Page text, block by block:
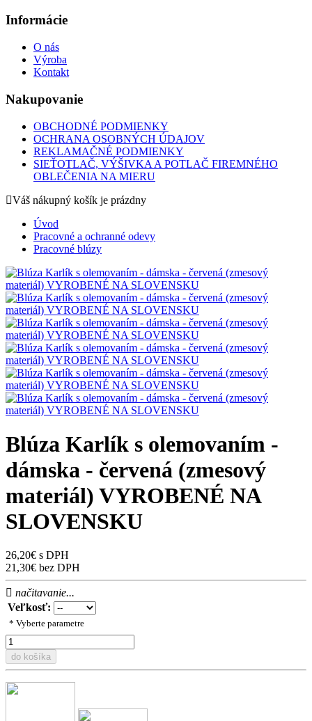
Informácie
O nás
Výroba
Kontakt
Nakupovanie
OBCHODNÉ PODMIENKY
OCHRANA OSOBNÝCH ÚDAJOV
REKLAMAČNÉ PODMIENKY
SIEŤOTLAČ, VÝŠIVKA A POTLAČ FIREMNÉHO
OBLEČENIA NA MIERU
Váš nákupný košík je prázdny
Úvod
Pracovné a ochranné odevy
Pracovné blúzy
Blúza Karlík s olemovaním -
dámska - červená (zmesový
materiál) VYROBENÉ NA
SLOVENSKU
26,20€ s DPH
21,30€ bez DPH
načitavanie...
Veľkosť:
* Vyberte parametre
do košíka